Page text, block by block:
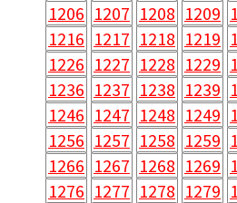
1206 1207 1208 1209
1216 1217 1218 1219
1226 1227 1228 1229
1236 1237 1238 1239
1246 1247 1248 1249
1256 1257 1258 1259
1266 1267 1268 1269
1276 1277 1278 1279